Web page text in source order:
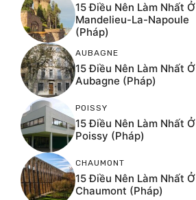
15 Điều Nên Làm Nhất Ở
Mandelieu-La-Napoule
(Pháp)
AUBAGNE
15 Điều Nên Làm Nhất Ở
Aubagne (Pháp)
POISSY
15 Điều Nên Làm Nhất Ở
Poissy (Pháp)
CHAUMONT
15 Điều Nên Làm Nhất Ở
Chaumont (Pháp)